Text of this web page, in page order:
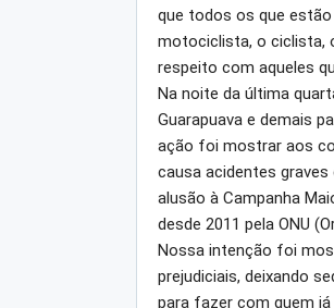
que todos os que
motociclista, o ciclista,
respeito com aqueles
Na noite da última
Guarapuava e demais
ação foi mostrar aos
causa acidentes
alusão à Campanha
desde 2011 pela ONU
Nossa intenção foi
prejudiciais, deixando
para fazer com quem